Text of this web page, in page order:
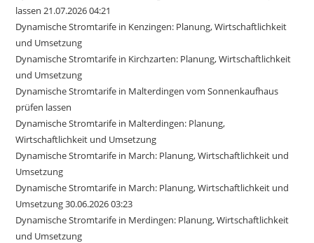
lassen 21.07.2026 04:21
Dynamische Stromtarife in Kenzingen: Planung, Wirtschaftlichkeit
und Umsetzung
Dynamische Stromtarife in Kirchzarten: Planung, Wirtschaftlichkeit
und Umsetzung
Dynamische Stromtarife in Malterdingen vom Sonnenkaufhaus
prüfen lassen
Dynamische Stromtarife in Malterdingen: Planung,
Wirtschaftlichkeit und Umsetzung
Dynamische Stromtarife in March: Planung, Wirtschaftlichkeit und
Umsetzung
Dynamische Stromtarife in March: Planung, Wirtschaftlichkeit und
Umsetzung 30.06.2026 03:23
Dynamische Stromtarife in Merdingen: Planung, Wirtschaftlichkeit
und Umsetzung